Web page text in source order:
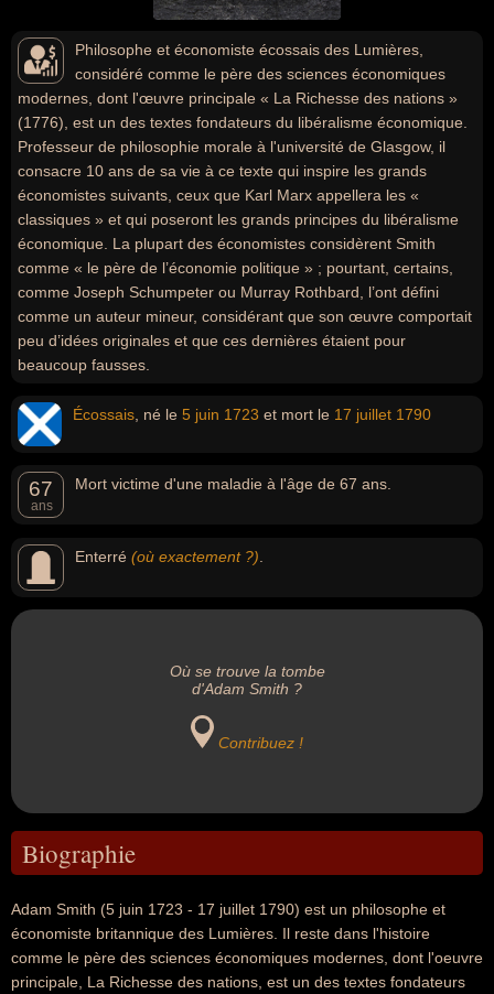
Philosophe et économiste écossais des Lumières,
considéré comme le père des sciences économiques
modernes, dont l'œuvre principale « La Richesse des nations »
(1776), est un des textes fondateurs du libéralisme économique.
Professeur de philosophie morale à l'université de Glasgow, il
consacre 10 ans de sa vie à ce texte qui inspire les grands
économistes suivants, ceux que Karl Marx appellera les «
classiques » et qui poseront les grands principes du libéralisme
économique. La plupart des économistes considèrent Smith
comme « le père de l’économie politique » ; pourtant, certains,
comme Joseph Schumpeter ou Murray Rothbard, l’ont défini
comme un auteur mineur, considérant que son œuvre comportait
peu d’idées originales et que ces dernières étaient pour
beaucoup fausses.
Écossais , né le 5 juin 1723 et mort le 17 juillet 1790
67
ans
Mort victime d'une maladie à l'âge de 67 ans.
Enterré (où exactement ?)
Où se trouve la tombe
d'Adam Smith ?
Contribuez !
Biographie
Adam Smith (5 juin 1723 - 17 juillet 1790) est un philosophe et
économiste britannique des Lumières. Il reste dans l'histoire
comme le père des sciences économiques modernes, dont l'oeuvre
principale, La Richesse des nations, est un des textes fondateurs